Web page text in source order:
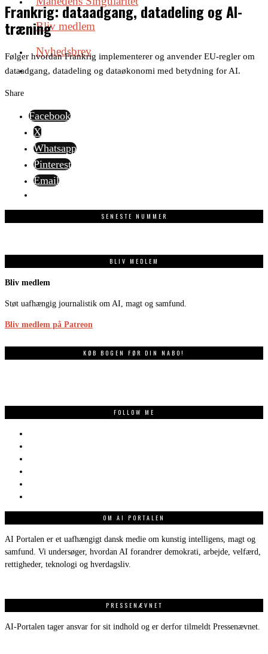
Bliv medlem
Nyhedsbrev
Frankrig: dataadgang, datadeling og AI-
træning
Følger hvordan Frankrig implementerer og anvender EU-regler om
dataadgang, datadeling og dataøkonomi med betydning for AI.
Share
Facebook
X
Whatsapp
Pinterest
Email
SENESTE NUMMER
BLIV MEDLEM
Bliv medlem
Støt uafhængig journalistik om AI, magt og samfund.
Bliv medlem på Patreon
KØB BOGEN FØR DIN NABO!
FOLLOW ME
OM AI PORTALEN
AI Portalen er et uafhængigt dansk medie om kunstig intelligens, magt og
samfund. Vi undersøger, hvordan AI forandrer demokrati, arbejde, velfærd,
rettigheder, teknologi og hverdagsliv.
PRESSENÆVNET
AI-Portalen tager ansvar for sit indhold og er derfor tilmeldt Pressenævnet.